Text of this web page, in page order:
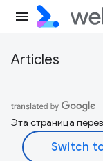
Articles
Эта страница